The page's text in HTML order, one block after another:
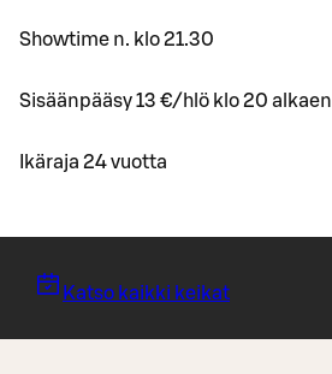
Showtime n. klo 21.30
Sisäänpääsy 13 €/hlö klo 20 alkaen
Ikäraja 24 vuotta
Katso kaikki keikat